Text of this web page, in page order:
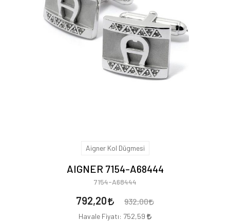
Aigner Kol Dügmesi
AIGNER 7154-A68444
7154-A68444
792,20 932,00
Havale Fiyatı: 752,59